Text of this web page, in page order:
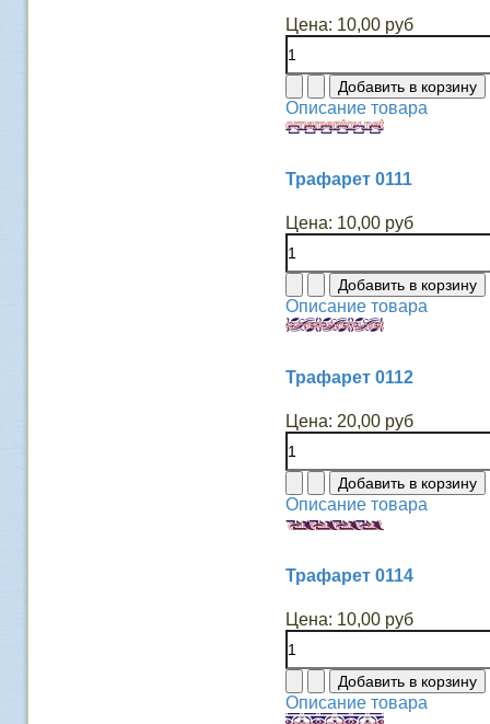
Цена: 10,00 руб
Описание товара
Трафарет 0111
Цена: 10,00 руб
Описание товара
Трафарет 0112
Цена: 20,00 руб
Описание товара
Трафарет 0114
Цена: 10,00 руб
Описание товара